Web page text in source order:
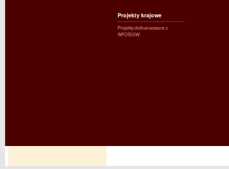
Projekty krajowe
Projekty dofinansowane z
WFOŚiGW